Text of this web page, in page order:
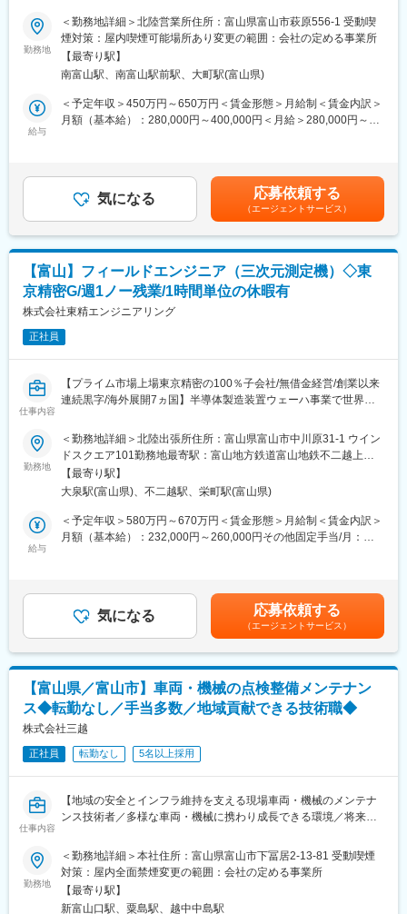
変更の範囲：会社の定める業務
北陸エリアの製造業のお客様に対して、実務の担当者として上位
者の包括的な方向付けに基づき、自主的に課題やニーズを丁寧に
把握しながら、最適な解決策を考え、ご提案につなげていく役割
を担います。
体の力を活かした新たな活用シーンを見つけながら、既存・新規
ビジネスの拡大にもつなげていきます。
縮などメリハリのある職場づくりを推進しています。
・在宅勤務は週1～2回程度、その他はお客様先に直接訪問いただ
くなど、柔軟に対応可能です。
・入社後は、上位者や先輩社員のサポートのもと、担当顧客への
提案活動を通じて業界知識やソリューション理解を深めていただ
きます。
変更の範囲：会社の定める業務
能】
■業務内容：
貴金属リサイクル事業を行う当社にて、歯科業界の営業職を募集
します。
◇主に歯科クリニックを訪問し、リサイクルできる貴金属資源を
お預かりするルート営業です。
を行いながら信頼関係を深め営業活動を行います。
プの回収、企画提案から経験を積み、将来的には適正に応じて国
内外の拠点責任者、本社部門責任者を担当頂く事を期待します。
■組織構成：
北陸営業所には５人が勤務しています。全員が中途採用者として
在籍し活躍していますので、充実したサポートを受けられます。
■働く環境：
◎フレキシブル制度があります。1ヶ月の変形労働制を活用して、
所定総労働時間内で日々の所定時間を調整する柔軟な働き方とな
■当社の魅力：
◇創業以来、当社は一貫して循環型社会の形成に資する事業を推
進し、グローバルに事業を展開する企業へと発展しました。さま
モノづくりに欠かせない貴金属製品に再生することで資源の有効
活用と産業の発展に貢献しています。AREホールディングスグル
◇全国25拠点と海外子会社が2社あり、日本国内からグローバル
と広い視野が身に付きます。
変更の範囲：会社の定める業務
勤務地
＜勤務地詳細＞北陸営業所住所：富山県富山市萩原556-1 受動喫
煙対策：屋内喫煙可能場所あり変更の範囲：会社の定める事業所
【最寄り駅】
南富山駅、南富山駅前駅、大町駅(富山県)
給与
＜予定年収＞450万円～650万円＜賃金形態＞月給制＜賃金内訳＞
月額（基本給）：280,000円～400,000円＜月給＞280,000円～
じた評価制度です。■昇給：年1回■賞与：年2回賃金はあくまでも
目安の金額であり、選考を通じて上下する可能性があります。月
給(月額)は固定手当を含めた表記です。
気になる 応募依頼する
（エージェントサービス）
【富山】フィールドエンジニア（三次元測定機）◇東
京精密G/週1ノー残業/1時間単位の休暇有
株式会社東精エンジニアリング
正社員
仕事内容
【プライム市場上場東京精密の100％子会社/無借金経営/創業以来
連続黒字/海外展開7ヵ国】半導体製造装置ウェーハ事業で世界上
「測ることで世界を創る」
■業務内容：
自社製品、株式会社東京精密や世界NO1のドイツ・カールツァイ
ス社等の計測機器(自動車メーカー向け等)の導入、操作説明、計測
精度の定期検査と調整、ソフト更新に加え測定支援(受託測定や操
作指導)を担当
度、お客様先へ訪問して業務を行います。
そのため、週4～5日程度出張(日帰り出張、または宿泊出張)とな
ありますが転勤前提の採用ではありません。遠方出張の場合は宿
泊にて対応(宿泊代固定10000円/回、日当1950円程度/回)
【製品について】
加工製品における長さ、形状の設計上の寸法からの誤差を10,000
分の1ミリ単位で測る計測装置。計測装置は市場の変化に強く、需
要が安定しています。
【入社後】
OJTでしっかりと教育・フォローします。また顧客先でも確認で
システムを積極的に取りいれることで、働き方もより柔軟になっ
ています。
■補足：
勤務地
＜勤務地詳細＞北陸出張所住所：富山県富山市中川原31-1 ウイン
ドスクエア101勤務地最寄駅：富山地方鉄道富山地鉄不二越上滝
線／大泉駅受動喫煙対策：屋内全面禁煙変更の範囲：会社の定め
る事業所
【最寄り駅】
大泉駅(富山県)、不二越駅、栄町駅(富山県)
給与
＜予定年収＞580万円～670万円＜賃金形態＞月給制＜賃金内訳＞
月額（基本給）：232,000円～260,000円その他固定手当/月：
たします。■モデル年収：・28歳：620万・30代後半：700~750
万・40代後半主任クラス：800~900万賃金はあくまでも目安の金
額であり、選考を通じて上下する可能性があります。月給(月額)は
固定手当を含めた表記です。
気になる 応募依頼する
（エージェントサービス）
【富山県／富山市】車両・機械の点検整備メンテナン
ス◆転勤なし／手当多数／地域貢献できる技術職◆
株式会社三越
正社員 転勤なし 5名以上採用
仕事内容
【地域の安全とインフラ維持を支える現場車両・機械のメンテナ
ンス技術者／多様な車両・機械に携わり成長できる環境／将来の
■業務概要
当社は鉄道や道路、建設現場など地域インフラを支える各種車
両・機械の点検・整備・修理を担っています。今回のポジション
では、鉄道の軌道モーターカーや除雪用車両、建設機械、道路維
勤務地
＜勤務地詳細＞本社住所：富山県富山市下冨居2-13-81 受動喫煙
対策：屋内全面禁煙変更の範囲：会社の定める事業所
【最寄り駅】
新富山口駅、粟島駅、越中中島駅